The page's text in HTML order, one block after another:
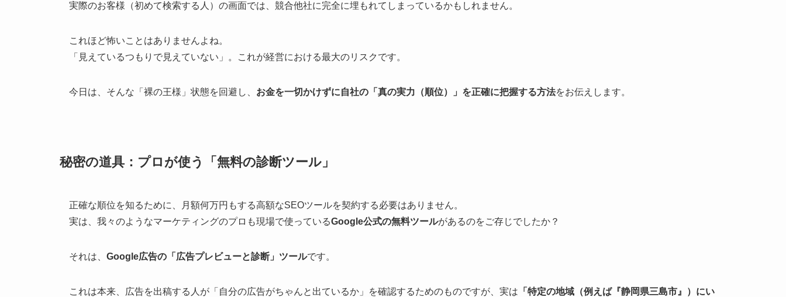
実際のお客様（初めて検索する人）の画面では、競合他社に完全に埋もれてしまっているかもしれません。
これほど怖いことはありませんよね。
「見えているつもりで見えていない」。これが経営における最大のリスクです。
今日は、そんな「裸の王様」状態を回避し、 お金を一切かけずに自社の「真の実力（順位）」を正確に把握する方法をお伝えします。
秘密の道具：プロが使う「無料の診断ツール」
正確な順位を知るために、月額何万円もする高額なSEOツールを契約する必要はありません。
実は、我々のようなマーケティングのプロも現場で使っているGoogle公式の無料ツールがあるのをご存じでしたか？
それは、 Google広告の「広告プレビューと診断」ツールです。
これは本来、広告を出稿する人が「自分の広告がちゃんと出ているか」を確認するためのものですが、実は 「特定の地域（例えば『静岡県三島市』）にい